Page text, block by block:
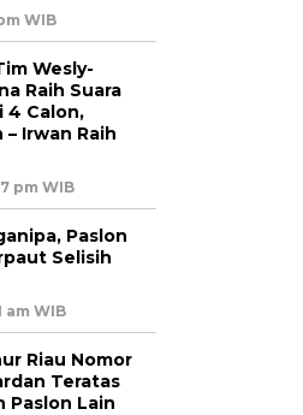
WIB
Wesly-
Raih Suara
4 Calon,
Irwan Raih
pm WIB
Paslon
Selisih
am WIB
Riau Nomor
Teratas
Paslon Lain